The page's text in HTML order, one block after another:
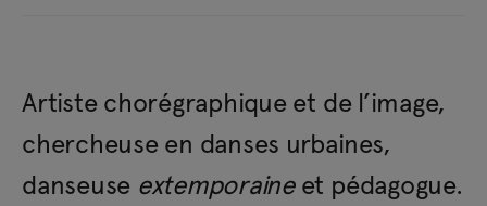
Artiste chorégraphique et de l’image,
chercheuse en danses urbaines,
danseuse extemporaineet pédagogue.